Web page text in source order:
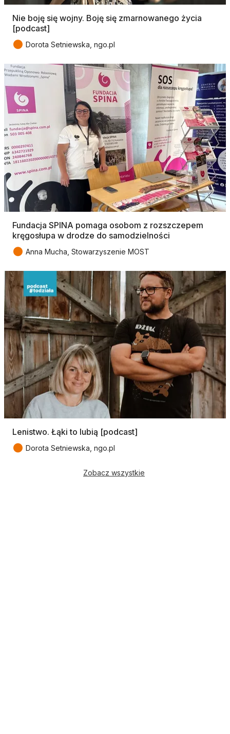
Nie boję się wojny. Boję się zmarnowanego życia
[podcast]
● Dorota Setniewska, ngo.pl
Fundacja SPINA pomaga osobom z rozszczepem
kręgosłupa w drodze do samodzielności
● Anna Mucha, Stowarzyszenie MOST
Lenistwo. Łąki to lubią [podcast]
● Dorota Setniewska, ngo.pl
Zobacz wszystkie